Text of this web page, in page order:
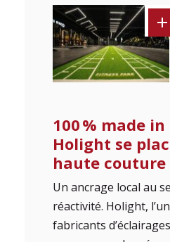
100 % made in
Holight se
haute
Un ancrage local au
réactivité. Holight,
fabricants